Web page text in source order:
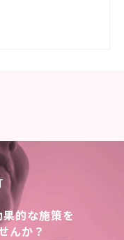
的な施策を
んか？